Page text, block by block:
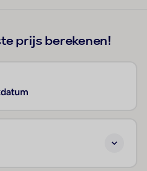
prijs berekenen!